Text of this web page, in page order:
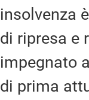
insolvenza
di ripresa e
impegnato
di prima